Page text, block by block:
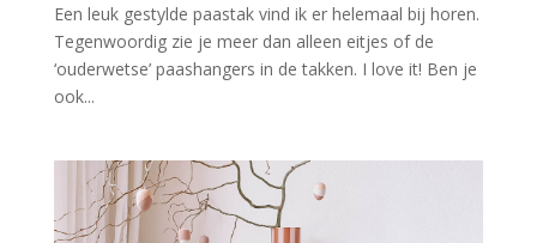
Een leuk gestylde paastak vind ik er helemaal bij horen.
Tegenwoordig zie je meer dan alleen eitjes of de
‘ouderwetse’ paashangers in de takken. I love it! Ben je
ook...